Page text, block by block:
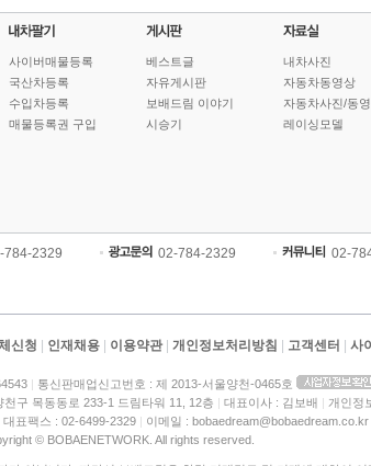
사이버매물등록
국산차등록
수입차등록
매물등록권 구입
베스트글
자유게시판
보배드림 이야기
시승기
내차사진
자동차동영상
자동차사진/동
레이싱모델
784-2329 02-784-2329 02-
신청 인재채용 이용약관 개인정보처리방침 고객센터 사
| 통신판매업신고번호 : 제 2013-서울양천-0465호
구 목동동로 233-1 드림타워 11, 12층 | 대표이사 : 김보배 | 개인정
대표팩스 : 02-6499-2329 | 이메일 : bobaedream@bobaedream.co.kr
© BOBAENETWORK. All rights reserved.